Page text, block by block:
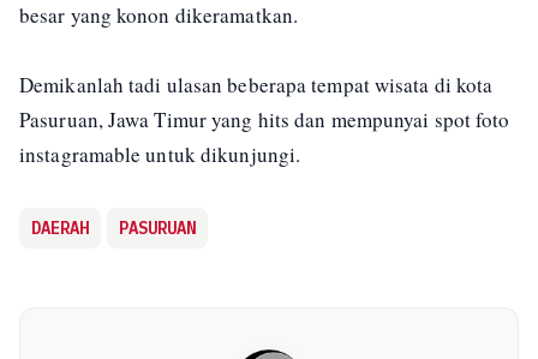
besar yang konon dikeramatkan.
Demikanlah tadi ulasan beberapa tempat wisata di kota
Pasuruan, Jawa Timur yang hits dan mempunyai spot foto
instagramable untuk dikunjungi.
DAERAH PASURUAN